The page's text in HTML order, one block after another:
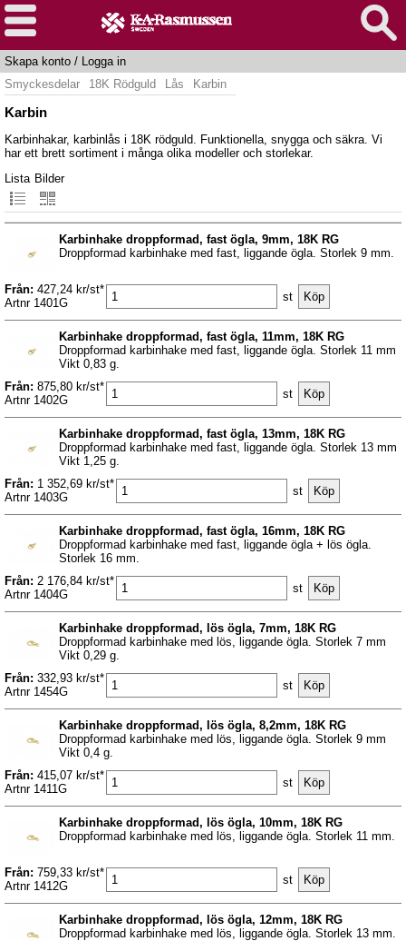
Skapa konto / Logga in
Smyckesdelar
18K Rödguld Lås Karbin
Karbin
Karbinhakar, karbinlås i 18K rödguld. Funktionella, snygga och säkra. Vi
har ett brett sortiment i många olika modeller och storlekar.
Lista Bilder
Karbinhake droppformad, fast ögla, 9mm, 18K RG
Droppformad karbinhake med fast, liggande ögla. Storlek 9 mm.
Från: 427,24 kr/st*
Artnr 1401G
st
Karbinhake droppformad, fast ögla, 11mm, 18K RG
Droppformad karbinhake med fast, liggande ögla. Storlek 11 mm
Vikt 0,83 g.
Från: 875,80 kr/st*
Artnr 1402G
st
Karbinhake droppformad, fast ögla, 13mm, 18K RG
Droppformad karbinhake med fast, liggande ögla. Storlek 13 mm
Vikt 1,25 g.
Från: 1 352,69 kr/st*
Artnr 1403G
st
Karbinhake droppformad, fast ögla, 16mm, 18K RG
Droppformad karbinhake med fast, liggande ögla + lös ögla.
Storlek 16 mm.
Från: 2 176,84 kr/st*
Artnr 1404G
st
Karbinhake droppformad, lös ögla, 7mm, 18K RG
Droppformad karbinhake med lös, liggande ögla. Storlek 7 mm
Vikt 0,29 g.
Från: 332,93 kr/st*
Artnr 1454G
st
Karbinhake droppformad, lös ögla, 8,2mm, 18K RG
Droppformad karbinhake med lös, liggande ögla. Storlek 9 mm
Vikt 0,4 g.
Från: 415,07 kr/st*
Artnr 1411G
st
Karbinhake droppformad, lös ögla, 10mm, 18K RG
Droppformad karbinhake med lös, liggande ögla. Storlek 11 mm.
Från: 759,33 kr/st*
Artnr 1412G
st
Karbinhake droppformad, lös ögla, 12mm, 18K RG
Droppformad karbinhake med lös, liggande ögla. Storlek 13 mm.